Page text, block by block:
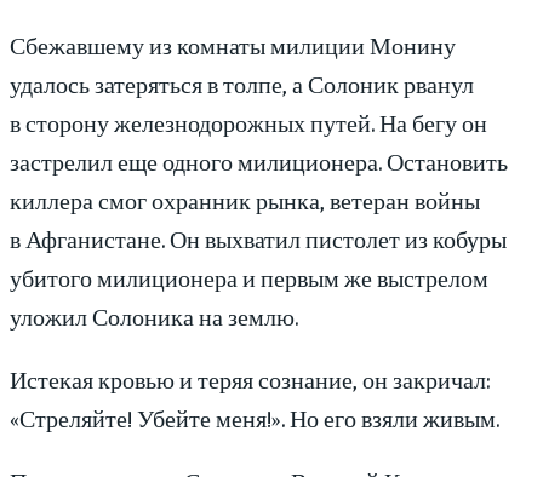
Сбежавшему из комнаты милиции Монину
удалось затеряться в толпе, а Солоник рванул
в сторону железнодорожных путей. На бегу он
застрелил еще одного милиционера. Остановить
киллера смог охранник рынка, ветеран войны
в Афганистане. Он выхватил пистолет из кобуры
убитого милиционера и первым же выстрелом
уложил Солоника на землю.
Истекая кровью и теряя сознание, он закричал:
«Стреляйте! Убейте меня!». Но его взяли живым.